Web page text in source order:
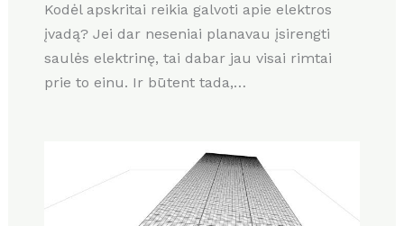
Kodėl apskritai reikia galvoti apie elektros
įvadą? Jei dar neseniai planavau įsirengti
saulės elektrinę, tai dabar jau visai rimtai
prie to einu. Ir būtent tada,…